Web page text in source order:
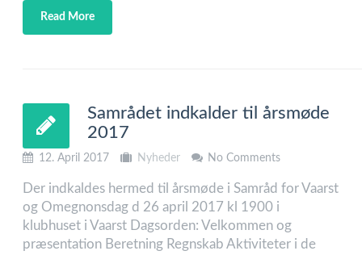
Read More
Samrådet indkalder til årsmøde
2017
12. April 2017 Nyheder No Comments
Der indkaldes hermed til årsmøde i Samråd for Vaarst
og Omegnonsdag d 26 april 2017 kl 1900 i
klubhuset i Vaarst Dagsorden: Velkommen og
præsentation Beretning Regnskab Aktiviteter i de